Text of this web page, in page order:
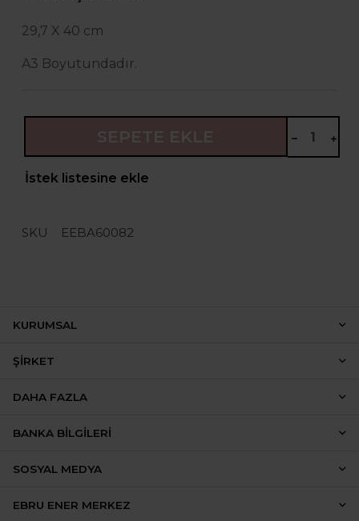
29,7 X 40 cm
A3 Boyutundadır.
İstek listesine ekle
SKU EEBA60082
KURUMSAL
ŞIRKET
DAHA FAZLA
BANKA BILGILERI
SOSYAL MEDYA
EBRU ENER MERKEZ